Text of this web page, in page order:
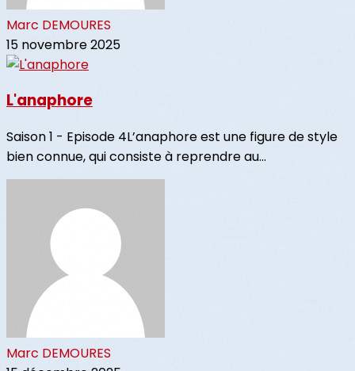
Marc DEMOURES
15 novembre 2025
L'anaphore
Saison 1 - Episode 4L’anaphore est une figure de style
bien connue, qui consiste à reprendre au...
Marc DEMOURES